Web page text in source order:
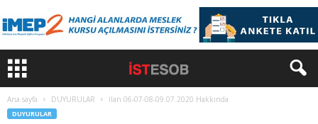
Ana sayfa DUYURULAR İlan 06-07-08-09.07.2020 Hakkında
DUYURULAR